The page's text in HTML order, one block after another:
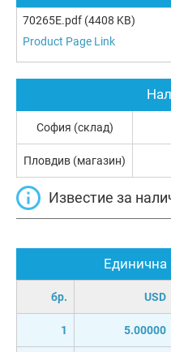
70265E.pdf (4408 KB)
Product Page Link
бр. USD
1 5.00000
София (склад)
Пловдив (магазин)
Известие за